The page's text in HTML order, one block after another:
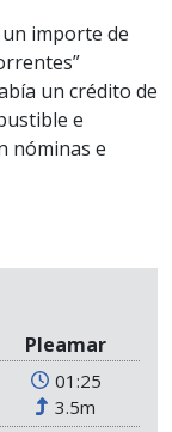
importe de
un crédito de
e
nóminas e
Pleamar
01:25
3.5m